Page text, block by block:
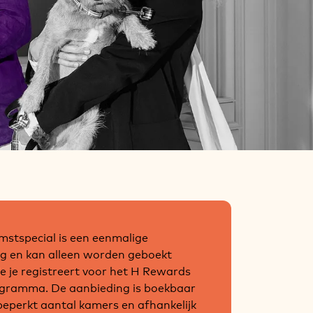
is een eenmalige
en kan alleen worden geboekt
je registreert voor het H Rewards
De aanbieding is boekbaar
aantal kamers en afhankelijk